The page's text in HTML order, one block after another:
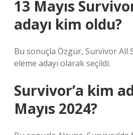
13 Mayıs
adayı kim oldu?
Bu sonuçla Özgür, Survivor All
eleme adayı olarak seçildi.
Survivor’a kim
Mayıs 2024?